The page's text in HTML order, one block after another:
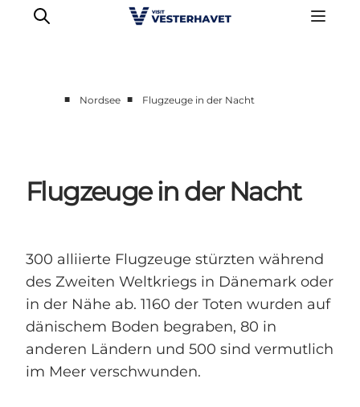
Unsere Städte
Essen & Übernachtung
Plane deine Reise
■ Nordsee ■ Flugzeuge in der Nacht
Flugzeuge in der Nacht
300 alliierte Flugzeuge stürzten während
des Zweiten Weltkriegs in Dänemark oder
in der Nähe ab. 1160 der Toten wurden auf
dänischem Boden begraben, 80 in
anderen Ländern und 500 sind vermutlich
im Meer verschwunden.